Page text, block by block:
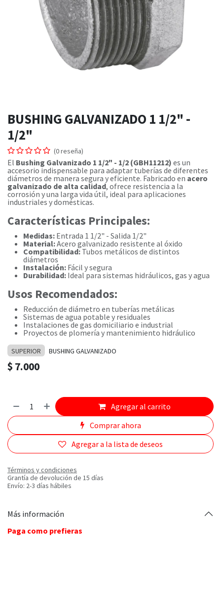
BUSHING GALVANIZADO 1 1/2" -
1/2"
(0 reseña)
El Bushing Galvanizado 1 1/2" - 1/2 (GBH11212) es un
accesorio indispensable para adaptar tuberías de diferentes
diámetros de manera segura y eficiente. Fabricado en acero
galvanizado de alta calidad, ofrece resistencia a la
corrosión y una larga vida útil, ideal para aplicaciones
industriales y domésticas.
Características Principales:
Medidas: Entrada 1 1/2" - Salida 1/2"
Material:Acero galvanizado resistente al óxido
Compatibilidad: Tubos metálicos de distintos
diámetros
Instalación: Fácil y segura
Durabilidad: Ideal para sistemas hidráulicos, gas y agua
Usos Recomendados:
Reducción de diámetro en tuberías metálicas
Sistemas de agua potable y residuales
Instalaciones de gas domiciliario e industrial
Proyectos de plomería y mantenimiento hidráulico
SUPERIOR BUSHING GALVANIZADO
$ 7.000
Agregar al carrito
Comprar ahora
Agregar a la lista de deseos
Términos y condiciones
Grantía de devolución de 15 días
Envío: 2-3 días hábiles
Más información
Paga como prefieras